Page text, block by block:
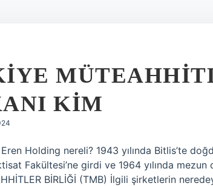
KIM
Holding nereli? 1943 yılında Bitlis’te
Fakültesi’ne girdi ve 1964 yılında
BİRLİĞİ (TMB) İlgili şirketlerin